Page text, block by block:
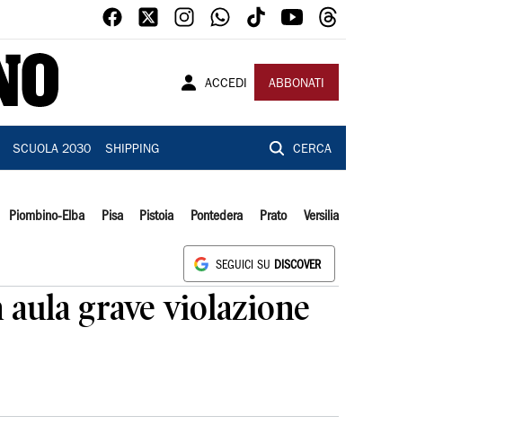
ACCEDI ABBONATI
SCUOLA 2030 SHIPPING CERCA
Piombino-Elba Pisa Pistoia Pontedera Prato Versilia
SEGUICI SU DISCOVER
aula grave violazione